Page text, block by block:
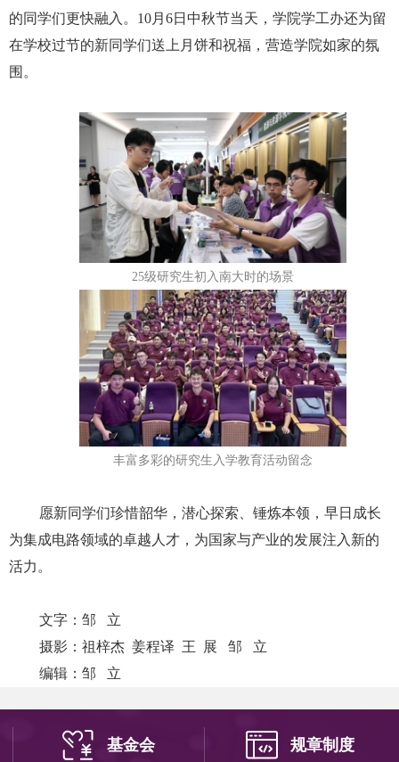
的同学们更快融入。 10月 6日中秋节当天，学院学工办还为留
在学校过节的新同学们送上月饼和祝福，营造学院如家的氛
围。
25级研究生初入南大时的场景
丰富多彩的研究生入学教育活动留念
愿新同学们珍惜韶华，潜心探索、锤炼本领，早日成长
为集成电路领域的卓越人才，为国家与产业的发展注入新的
活力。
文字：邹 立
摄影：祖梓杰 姜程译 王 展 邹 立
编辑：邹 立
基金会 规章制度